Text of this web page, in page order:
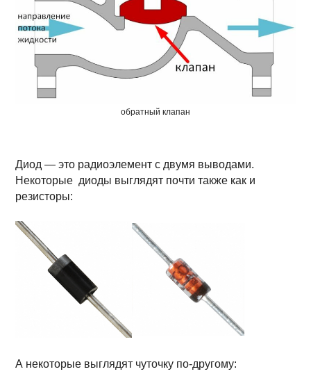
обратный клапан
Диод — это радиоэлемент с двумя выводами.
Некоторые диоды выглядят почти также как и
резисторы:
А некоторые выглядят чуточку по-другому: